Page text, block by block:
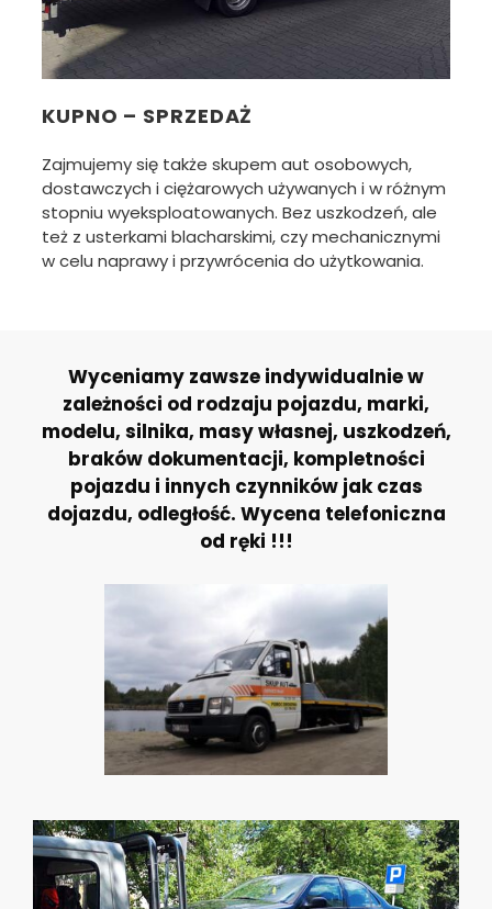
KUPNO – SPRZEDAŻ
Zajmujemy się także skupem aut osobowych,
dostawczych i ciężarowych używanych i w różnym
stopniu wyeksploatowanych. Bez uszkodzeń, ale
też z usterkami blacharskimi, czy mechanicznymi
w celu naprawy i przywrócenia do użytkowania.
Wyceniamy zawsze indywidualnie w
zależności od rodzaju pojazdu, marki,
modelu, silnika, masy własnej, uszkodzeń,
braków dokumentacji, kompletności
pojazdu i innych czynników jak czas
dojazdu, odległość. Wycena telefoniczna
od ręki !!!